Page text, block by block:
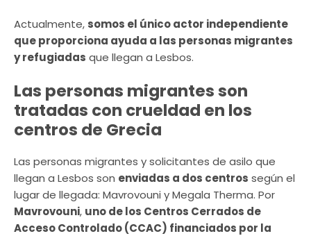
Actualmente, somos el único actor independiente
que proporciona ayuda a las personas migrantes
y refugiadas que llegan a Lesbos.
Las personas migrantes son
tratadas con crueldad en los
centros de Grecia
Las personas migrantes y solicitantes de asilo que
llegan a Lesbos son enviadas a dos centros según el
lugar de llegada: Mavrovouni y Megala Therma. Por
Mavrovouni, uno de los Centros Cerrados de
Acceso Controlado (CCAC) financiados por la